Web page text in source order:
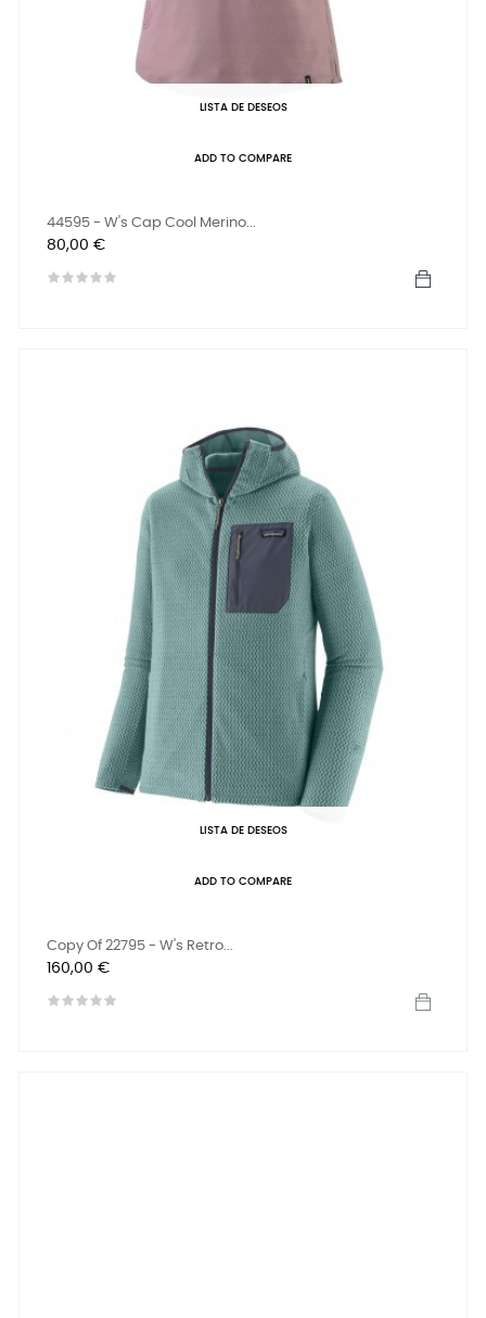
LISTA DE DESEOS
ADD TO COMPARE
44595 - W's Cap Cool Merino...
Precio
80,00 €
LISTA DE DESEOS
ADD TO COMPARE
Copy Of 22795 - W's Retro...
Precio
160,00 €